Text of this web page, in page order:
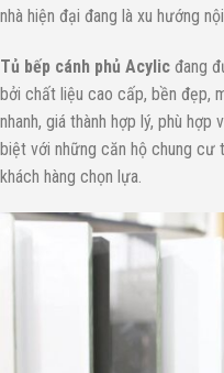
nhà hiện đại đang là xu hướng
Tủ bếp cánh phủ Acylic đang
bởi chất liệu cao cấp, bền đẹp,
nhanh, giá thành hợp lý, phù
biệt với những căn hộ chung
khách hàng chọn lựa.